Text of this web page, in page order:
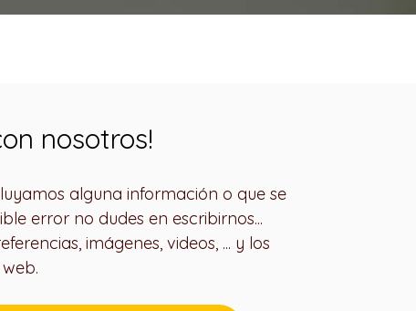
nosotros!
alguna información o que se
error no dudes en escribirnos...
imágenes, videos, ... y los